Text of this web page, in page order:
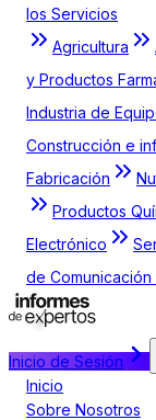
los Servicios
Agricultura
y Productos
Industria de
Construcción e
Fabricación
Productos
Electrónico
de Comunicación
Inicio de Sesión
Inicio
Sobre Nosotros